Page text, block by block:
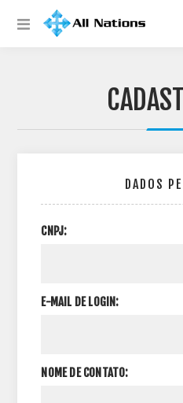
DADOS
CNPJ:
E-MAIL DE LOGIN:
NOME DE CONTATO: